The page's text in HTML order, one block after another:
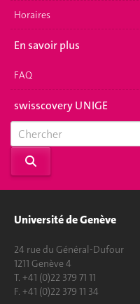
Horaires
En savoir plus
FAQ
swisscovery UNIGE
Université de Genève
24 rue du Général-Dufour
1211 Genève 4
T. +41 (0)22 379 71 11
F. +41 (0)22 379 11 34